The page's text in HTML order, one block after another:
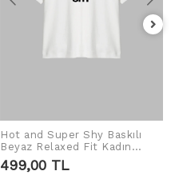
SEPETE EKLE
Hot and Super Shy Baskılı
Beyaz Relaxed Fit Kadın
Tshirt
499,00 TL